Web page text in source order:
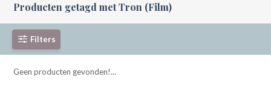
Producten getagd met Tron (Film)
Filters
Geen producten gevonden!...